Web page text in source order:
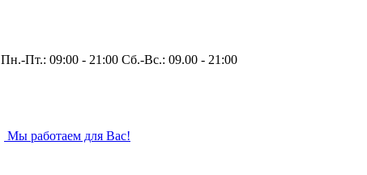
Пн.-Пт.: 09:00 - 21:00 Сб.-Вс.: 09.00 - 21:00
Мы работаем для Вас!